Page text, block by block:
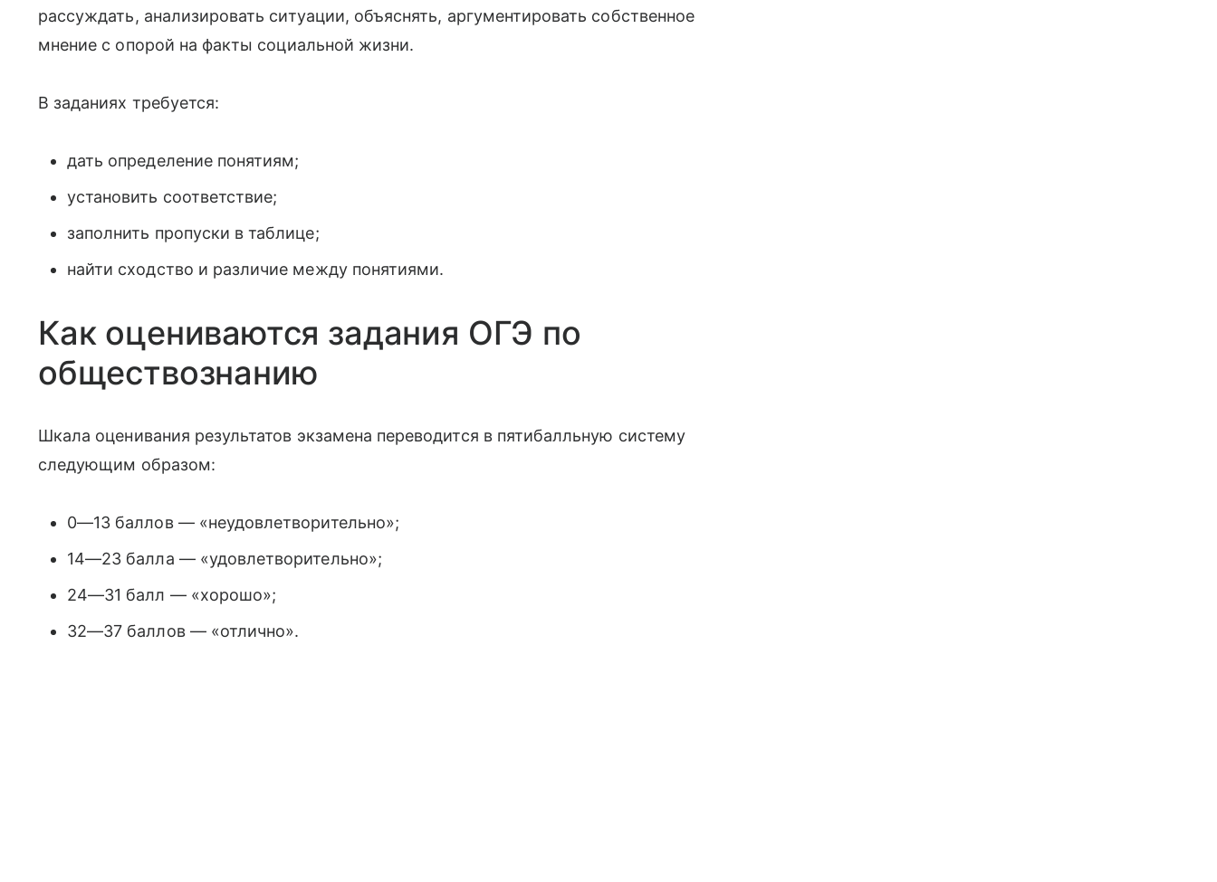
рассуждать, анализировать ситуации, объяснять, аргументировать собственное
мнение с опорой на факты социальной жизни.
В заданиях требуется:
дать определение понятиям;
установить соответствие;
заполнить пропуски в таблице;
найти сходство и различие между понятиями.
Как оцениваются задания ОГЭ по
обществознанию
Шкала оценивания результатов экзамена переводится в пятибалльную систему
следующим образом:
0—13 баллов — «неудовлетворительно»;
14—23 балла — «удовлетворительно»;
24—31 балл — «хорошо»;
32—37 баллов — «отлично».